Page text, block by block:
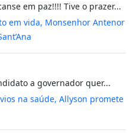
em paz!!!! Tive o prazer...
em vida, Monsenhor Antenor
a governador quer...
na saúde, Allyson promete